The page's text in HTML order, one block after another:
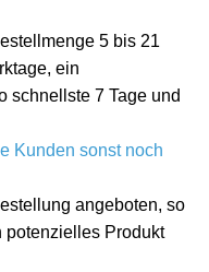
5 bis 21
ein
schnellste 7 Tage und
Kunden sonst noch
angeboten, so
potenzielles Produkt